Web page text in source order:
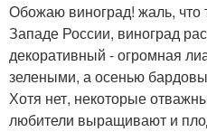
Обожаю виноград! жаль, что
Западе России, виноград
декоративный - огромная
зелеными, а осенью
Хотя нет, некоторые
любители выращивают и